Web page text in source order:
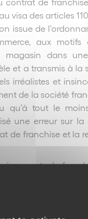
visa des articles
issue de
aux motifs
magasin dans
et a transmis à la
irréalistes et
de la société
qu’à tout le
une erreur sur la
de franchise et la
du
en application de
l’ordonnance du
la somme de